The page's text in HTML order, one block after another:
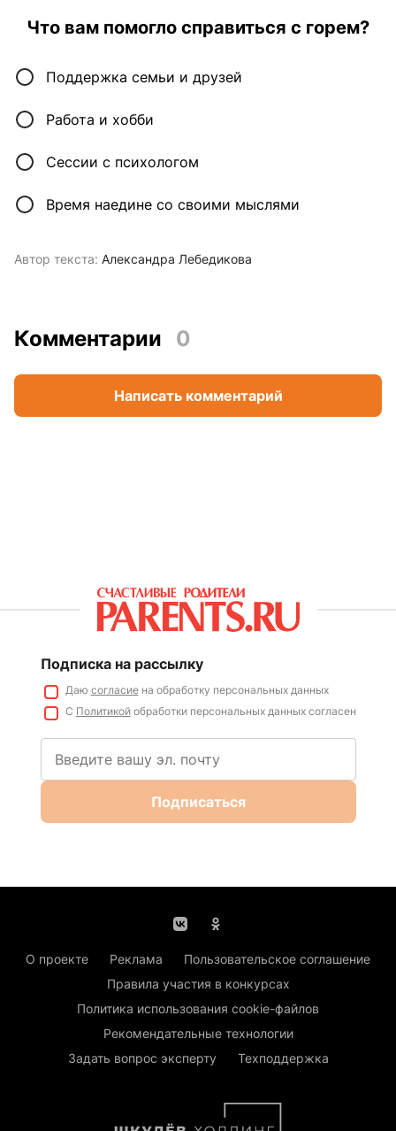
Что вам помогло справиться с горем?
Поддержка семьи и друзей
Работа и хобби
Сессии с психологом
Время наедине со своими мыслями
Автор текста: Александра Лебедикова
Комментарии 0
Написать комментарий
Подписка на рассылку
Даю согласиена обработку персональных данных
С Политикойобработки персональных данных согласен
Подписаться
О проекте Реклама
Пользовательское соглашение
Правила участия в конкурсах
Политика использования cookie-файлов
Рекомендательные технологии
Задать вопрос эксперту
Техподдержка